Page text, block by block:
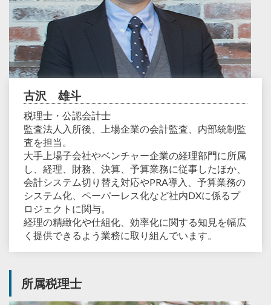
古沢 雄斗
税理士・公認会計士
監査法人⼊所後、上場企業の会計監査、内部統制監
査を担当。
大手上場子会社やベンチャー企業の経理部⾨に所属
し、経理、財務、決算、予算業務に従事したほか、
会計システム切り替え対応やPRA導⼊、予算業務の
システム化、ペーパーレス化など社内DXに係るプ
ロジェクトに関与。
経理の精緻化や仕組化、効率化に関する知⾒を幅広
く提供できるよう業務に取り組んでいます。
所属税理士